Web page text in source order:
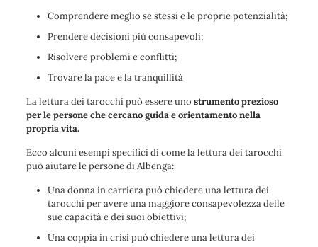
Comprendere meglio se stessi e le proprie potenzialità;
Prendere decisioni più consapevoli;
Risolvere problemi e conflitti;
Trovare la pace e la tranquillità
La lettura dei tarocchi può essere uno strumento prezioso
per le persone che cercano guida e orientamento nella
propria vita.
Ecco alcuni esempi specifici di come la lettura dei tarocchi
può aiutare le persone di Albenga:
Una donna in carriera può chiedere una lettura dei
tarocchi per avere una maggiore consapevolezza delle
sue capacità e dei suoi obiettivi;
Una coppia in crisi può chiedere una lettura dei